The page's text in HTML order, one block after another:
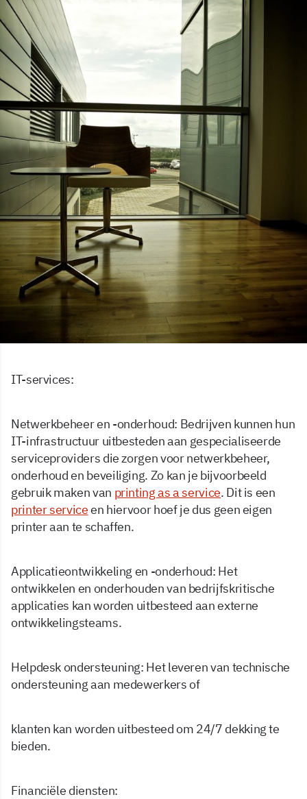
IT-services:
Netwerkbeheer en -onderhoud: Bedrijven kunnen hun
IT-infrastructuur uitbesteden aan gespecialiseerde
serviceproviders die zorgen voor netwerkbeheer,
onderhoud en beveiliging. Zo kan je bijvoorbeeld
gebruik maken van printing as a service. Dit is een
printer serviceen hiervoor hoef je dus geen eigen
printer aan te schaffen.
Applicatieontwikkeling en -onderhoud: Het
ontwikkelen en onderhouden van bedrijfskritische
applicaties kan worden uitbesteed aan externe
ontwikkelingsteams.
Helpdesk ondersteuning: Het leveren van technische
ondersteuning aan medewerkers of
klanten kan worden uitbesteed om 24/7 dekking te
bieden.
Financiële diensten: